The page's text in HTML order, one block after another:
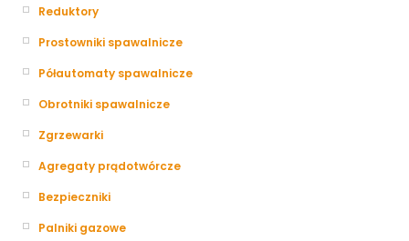
Reduktory
Prostowniki spawalnicze
Półautomaty spawalnicze
Obrotniki spawalnicze
Zgrzewarki
Agregaty prądotwórcze
Bezpieczniki
Palniki gazowe